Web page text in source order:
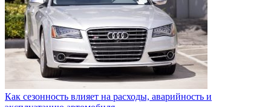
Как сезонность влияет на расходы, аварийность и